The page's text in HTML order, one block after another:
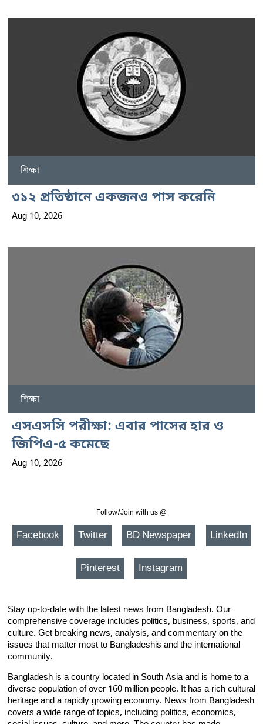
শিক্ষা
৩১২ প্রতিষ্ঠানে একজনও পাস করেনি
Aug 10, 2026
শিক্ষা
এসএসসি পরীক্ষা: এবার পাসের হার ও
জিপিএ-৫ কমেছে
Aug 10, 2026
Follow/Join with us @
Facebook Twitter BD Newspaper LinkedIn
Pinterest Instagram
Stay up-to-date with the latest news from Bangladesh. Our
comprehensive coverage includes politics, business, sports, and
culture. Get breaking news, analysis, and commentary on the
issues that matter most to Bangladeshis and the international
community.
Bangladesh is a country located in South Asia and is home to a
diverse population of over 160 million people. It has a rich cultural
heritage and a rapidly growing economy. News from Bangladesh
covers a wide range of topics, including politics, economics,